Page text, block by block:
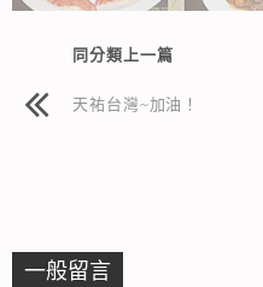
同分類上一篇
天祐台灣~加油！
一般留言